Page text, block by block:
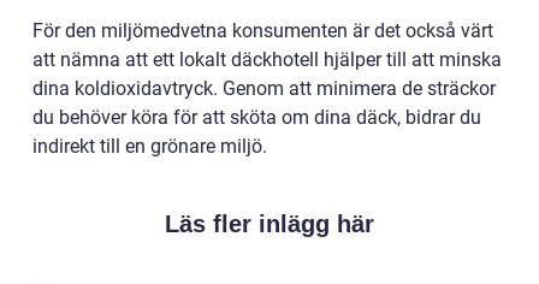
För den miljömedvetna konsumenten är det också värt
att nämna att ett lokalt däckhotell hjälper till att minska
dina koldioxidavtryck. Genom att minimera de sträckor
du behöver köra för att sköta om dina däck, bidrar du
indirekt till en grönare miljö.
Läs fler inlägg här